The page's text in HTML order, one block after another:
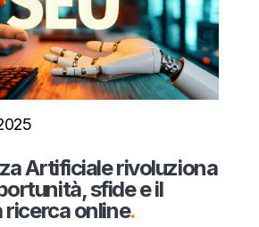
Artificiale rivoluziona
sfide e il
online.